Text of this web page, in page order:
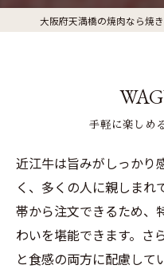
手軽に楽しめ
近江牛は旨みがしっかり
く、多くの人に親しまれ
帯から注文できるため、
わいを堪能できます。さ
と食感の両方に配慮して